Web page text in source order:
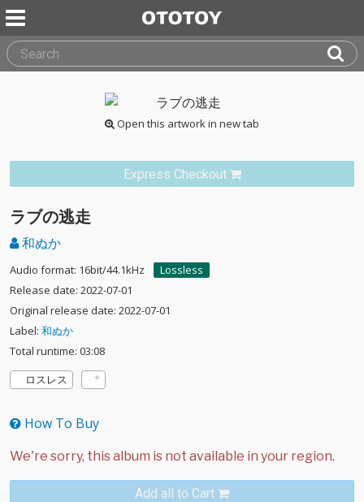
Open this artwork in new tab
Express Checkout
ラブの逃走
和ぬか
Audio format: 16bit/44.1kHz
Lossless
Release date: 2022-07-01
Original release date: 2022-07-01
Label: 和ぬか
Total runtime: 03:08
ロスレス
How To Buy
Add all to Cart